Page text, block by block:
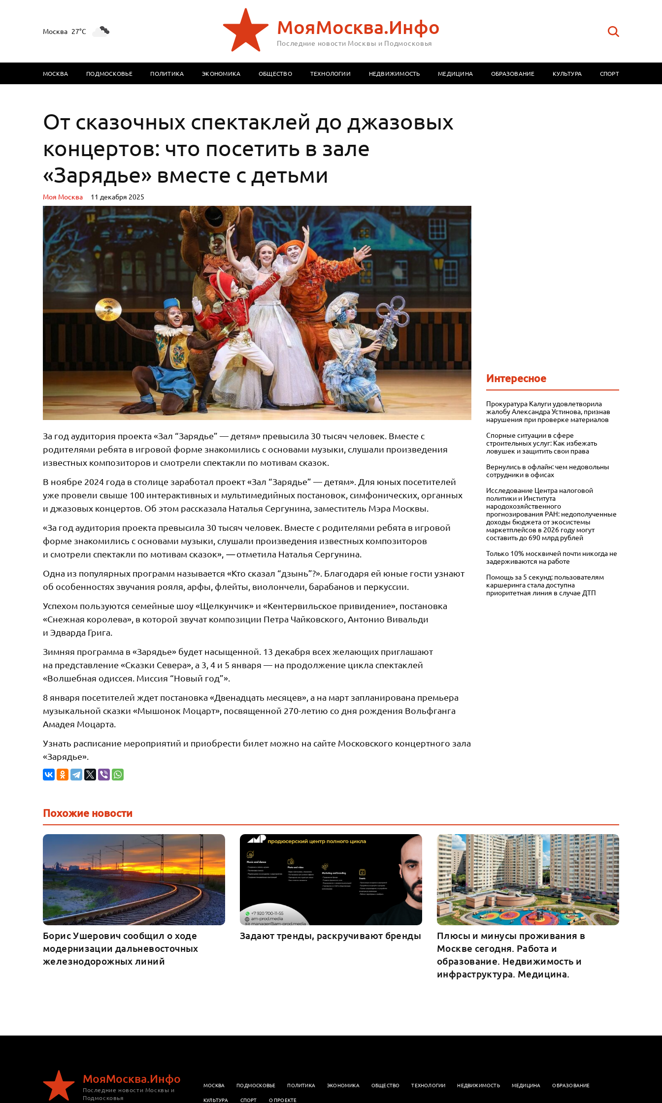
Москва 27°C МояМосква.Инфо
Последние новости Москвы и Подмосковья
МОСКВА ПОДМОСКОВЬЕ ПОЛИТИКА ЭКОНОМИКА ОБЩЕСТВО ТЕХНОЛОГИИ НЕДВИЖИМОСТЬ МЕДИЦИНА ОБРАЗОВАНИЕ КУЛЬТУРА СПОРТ
От сказочных спектаклей до джазовых
концертов: что посетить в зале
«Зарядье» вместе с детьми
Моя Москва 11 декабря 2025
За год аудитория проекта «Зал “Зарядье” — детям» превысила 30 тысяч человек. Вместе с
родителями ребята в игровой форме знакомились с основами музыки, слушали произведения
известных композиторов и смотрели спектакли по мотивам сказок.
В ноябре 2024 года в столице заработал проект «Зал “Зарядье” — детям». Для юных посетителей
уже провели свыше 100 интерактивных и мультимедийных постановок, симфонических, органных
и джазовых концертов. Об этом рассказала Наталья Сергунина, заместитель Мэра Москвы.
«За год аудитория проекта превысила 30 тысяч человек. Вместе с родителями ребята в игровой
форме знакомились с основами музыки, слушали произведения известных композиторов
и смотрели спектакли по мотивам сказок», —отметила Наталья Сергунина.
Одна из популярных программ называется «Кто сказал “дзынь”?». Благодаря ей юные гости узнают
об особенностях звучания рояля, арфы, флейты, виолончели, барабанов и перкуссии.
Успехом пользуются семейные шоу «Щелкунчик» и «Кентервильское привидение», постановка
«Снежная королева», в которой звучат композиции Петра Чайковского, Антонио Вивальди
и Эдварда Грига.
Зимняя программа в «Зарядье» будет насыщенной. 13 декабря всех желающих приглашают
на представление «Сказки Севера», а 3, 4 и 5 января — на продолжение цикла спектаклей
«Волшебная одиссея. Миссия “Новый год”».
8 января посетителей ждет постановка «Двенадцать месяцев», а на март запланирована премьера
музыкальной сказки «Мышонок Моцарт», посвященной 270-летию со дня рождения Вольфганга
Амадея Моцарта.
Узнать расписание мероприятий и приобрести билет можно на сайте Московского концертного зала
«Зарядье».
Интересное
Прокуратура Калуги удовлетворила
жалобу Александра Устинова, признав
нарушения при проверке материалов
Спорные ситуации в сфере
строительных услуг: Как избежать
ловушек и защитить свои права
Вернулись в офлайн: чем недовольны
сотрудники в офисах
Исследование Центра налоговой
политики и Института
народохозяйственного
прогнозирования РАН: недополученные
доходы бюджета от экосистемы
маркетплейсов в 2026 году могут
составить до 690 млрд рублей
Только 10% москвичей почти никогда не
задерживаются на работе
Помощь за 5 секунд: пользователям
каршеринга стала доступна
приоритетная линия в случае ДТП
Похожие новости
Борис Ушерович сообщил о ходе
модернизации дальневосточных
железнодорожных линий
Задают тренды, раскручивают бренды
Плюсы и минусы проживания в
Москве сегодня. Работа и
образование. Недвижимость и
инфраструктура. Медицина.
МояМосква.Инфо
Последние новости Москвы и
Подмосковья
МОСКВА ПОДМОСКОВЬЕ ПОЛИТИКА ЭКОНОМИКА OБЩЕСТВО ТЕХНОЛОГИИ НЕДВИЖИМОСТЬ МЕДИЦИНА
ОБРАЗОВАНИЕ
КУЛЬТУРА
СПОРТ О ПРОЕКТЕ